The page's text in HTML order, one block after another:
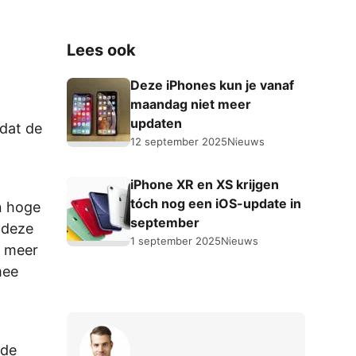
de
hoge
meer
Lees ook
Deze iPhones kun je vanaf
maandag niet meer
updaten
12 september 2025Nieuws
iPhone XR en XS krijgen
tóch nog een iOS-update in
september
1 september 2025Nieuws